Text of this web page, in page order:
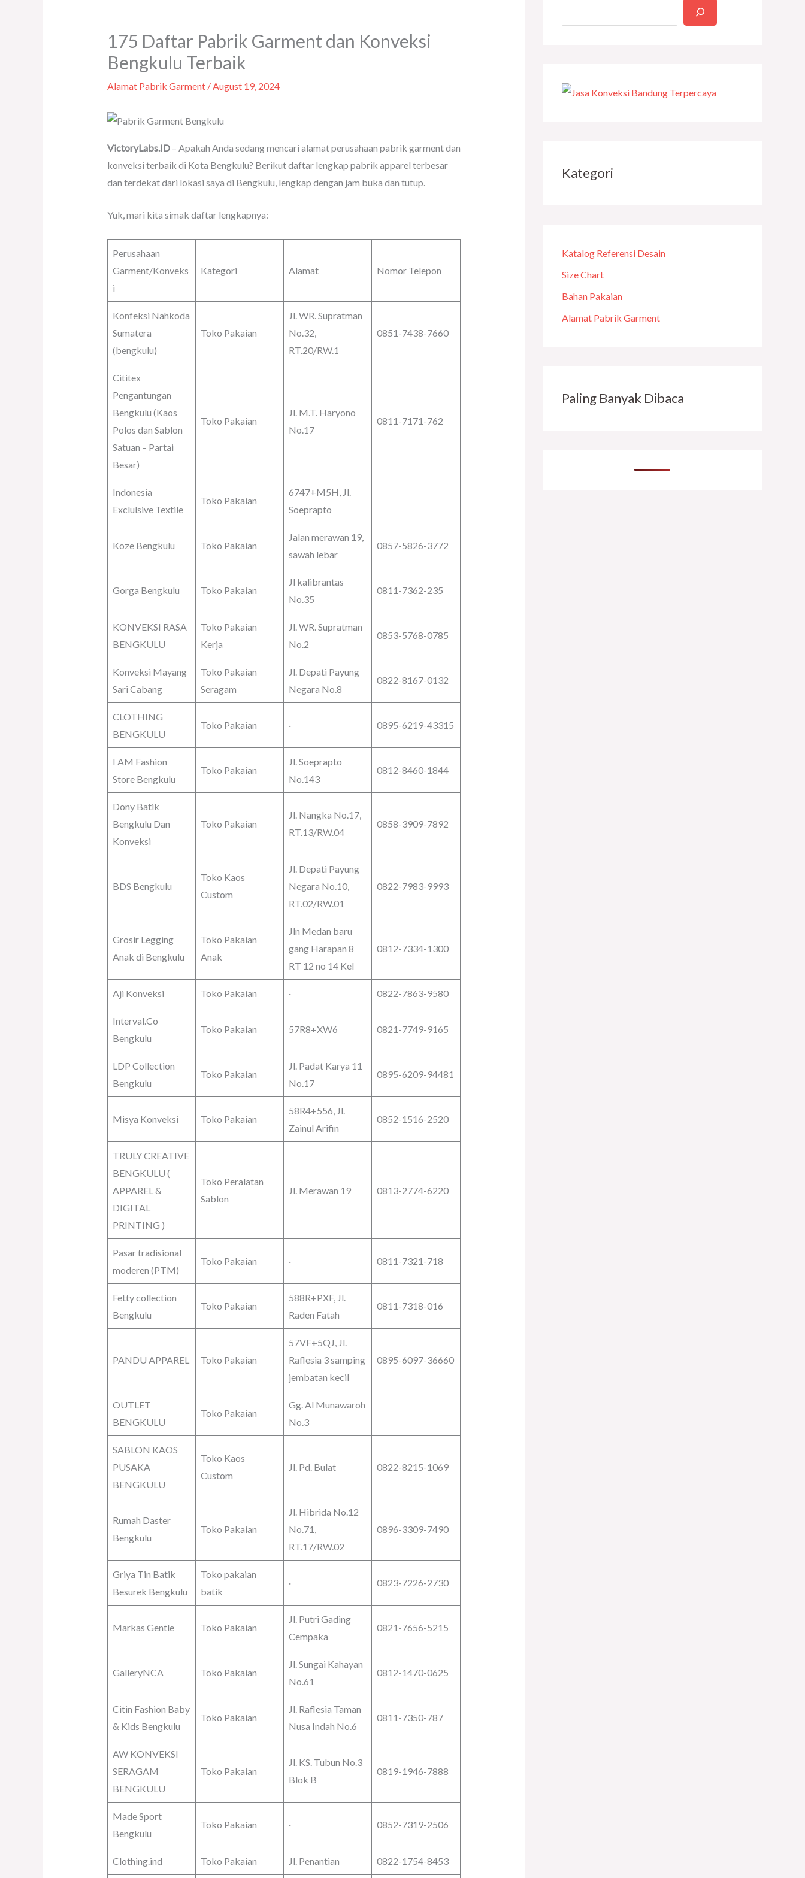
175 Daftar Pabrik Garment dan Konveksi
Bengkulu Terbaik
Alamat Pabrik Garment/August 19, 2024
VictoryLabs.ID – Apakah Anda sedang mencari alamat perusahaan pabrik garment dan
konveksi terbaik di Kota Bengkulu? Berikut daftar lengkap pabrik apparel terbesar
dan terdekat dari lokasi saya di Bengkulu, lengkap dengan jam buka dan tutup.
Yuk, mari kita simak daftar lengkapnya:
Perusahaan
Garment/Konveks
i
Kategori Alamat Nomor Telepon
Konfeksi Nahkoda
Sumatera
(bengkulu)
Toko Pakaian
Jl. WR. Supratman
No.32,
RT.20/RW.1
0851-7438-7660
Cititex
Pengantungan
Bengkulu (Kaos
Polos dan Sablon
Satuan – Partai
Besar)
Toko Pakaian
Jl. M.T. Haryono
No.17
0811-7171-762
Indonesia
Exclulsive Textile
Toko Pakaian
6747+M5H, Jl.
Soeprapto
Koze Bengkulu Toko Pakaian
Jalan merawan 19,
sawah lebar
0857-5826-3772
Gorga Bengkulu Toko Pakaian
Jl kalibrantas
No.35
0811-7362-235
KONVEKSI RASA
BENGKULU
Toko Pakaian
Kerja
Jl. WR. Supratman
No.2
0853-5768-0785
Konveksi Mayang
Sari Cabang
Toko Pakaian
Seragam
Jl. Depati Payung
Negara No.8
0822-8167-0132
CLOTHING
BENGKULU
Toko Pakaian · 0895-6219-43315
I AM Fashion
Store Bengkulu
Toko Pakaian
Jl. Soeprapto
No.143
0812-8460-1844
Dony Batik
Bengkulu Dan
Konveksi
Toko Pakaian
Jl. Nangka No.17,
RT.13/RW.04
0858-3909-7892
BDS Bengkulu
Toko Kaos
Custom
Jl. Depati Payung
Negara No.10,
RT.02/RW.01
0822-7983-9993
Grosir Legging
Anak di Bengkulu
Toko Pakaian
Anak
Jln Medan baru
gang Harapan 8
RT 12 no 14 Kel
0812-7334-1300
Aji Konveksi Toko Pakaian · 0822-7863-9580
Interval.Co
Bengkulu
Toko Pakaian 57R8+XW6 0821-7749-9165
LDP Collection
Bengkulu
Toko Pakaian
Jl. Padat Karya 11
No.17
0895-6209-94481
Misya Konveksi Toko Pakaian
58R4+556, Jl.
Zainul Arifin
0852-1516-2520
TRULY CREATIVE
BENGKULU (
APPAREL &
DIGITAL
PRINTING )
Toko Peralatan
Sablon
Jl. Merawan 19 0813-2774-6220
Pasar tradisional
moderen (PTM)
Toko Pakaian · 0811-7321-718
Fetty collection
Bengkulu
Toko Pakaian
588R+PXF, Jl.
Raden Fatah
0811-7318-016
PANDU APPAREL Toko Pakaian
57VF+5QJ, Jl.
Raflesia 3 samping
jembatan kecil
0895-6097-36660
OUTLET
BENGKULU
Toko Pakaian
Gg. Al Munawaroh
No.3
SABLON KAOS
PUSAKA
BENGKULU
Toko Kaos
Custom
Jl. Pd. Bulat 0822-8215-1069
Rumah Daster
Bengkulu
Toko Pakaian
Jl. Hibrida No.12
No.71,
RT.17/RW.02
0896-3309-7490
Griya Tin Batik
Besurek Bengkulu
Toko pakaian
batik
· 0823-7226-2730
Markas Gentle Toko Pakaian
Jl. Putri Gading
Cempaka
0821-7656-5215
GalleryNCA Toko Pakaian
Jl. Sungai Kahayan
No.61
0812-1470-0625
Citin Fashion Baby
& Kids Bengkulu
Toko Pakaian
Jl. Raflesia Taman
Nusa Indah No.6
0811-7350-787
AW KONVEKSI
SERAGAM
BENGKULU
Toko Pakaian
Jl. KS. Tubun No.3
Blok B
0819-1946-7888
Made Sport
Bengkulu
Toko Pakaian · 0852-7319-2506
Clothing.ind Toko Pakaian Jl. Penantian 0822-1754-8453
Kategori
Katalog Referensi Desain
Size Chart
Bahan Pakaian
Alamat Pabrik Garment
Paling Banyak Dibaca